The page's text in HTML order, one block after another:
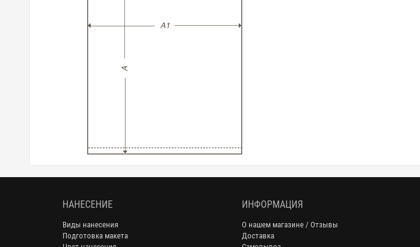
НАНЕСЕНИЕ
Виды нанесения
Подготовка макета
ИНФОРМАЦИЯ
О нашем магазине / Отзывы
Доставка